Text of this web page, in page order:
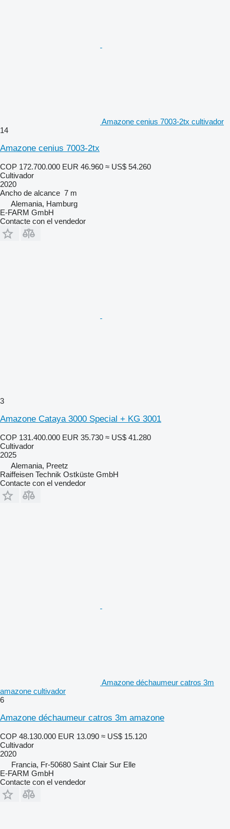
Amazone cenius 7003-2tx cultivador
14
Amazone cenius 7003-2tx
COP 172.700.000 EUR 46.960 ≈ US$ 54.260
Cultivador
2020
Ancho de alcance 7 m
Alemania, Hamburg
E-FARM GmbH
Contacte con el vendedor
3
Amazone Cataya 3000 Special + KG 3001
COP 131.400.000 EUR 35.730 ≈ US$ 41.280
Cultivador
2025
Alemania, Preetz
Raiffeisen Technik Ostküste GmbH
Contacte con el vendedor
Amazone déchaumeur catros 3m
amazone cultivador
6
Amazone déchaumeur catros 3m amazone
COP 48.130.000 EUR 13.090 ≈ US$ 15.120
Cultivador
2020
Francia, Fr-50680 Saint Clair Sur Elle
E-FARM GmbH
Contacte con el vendedor